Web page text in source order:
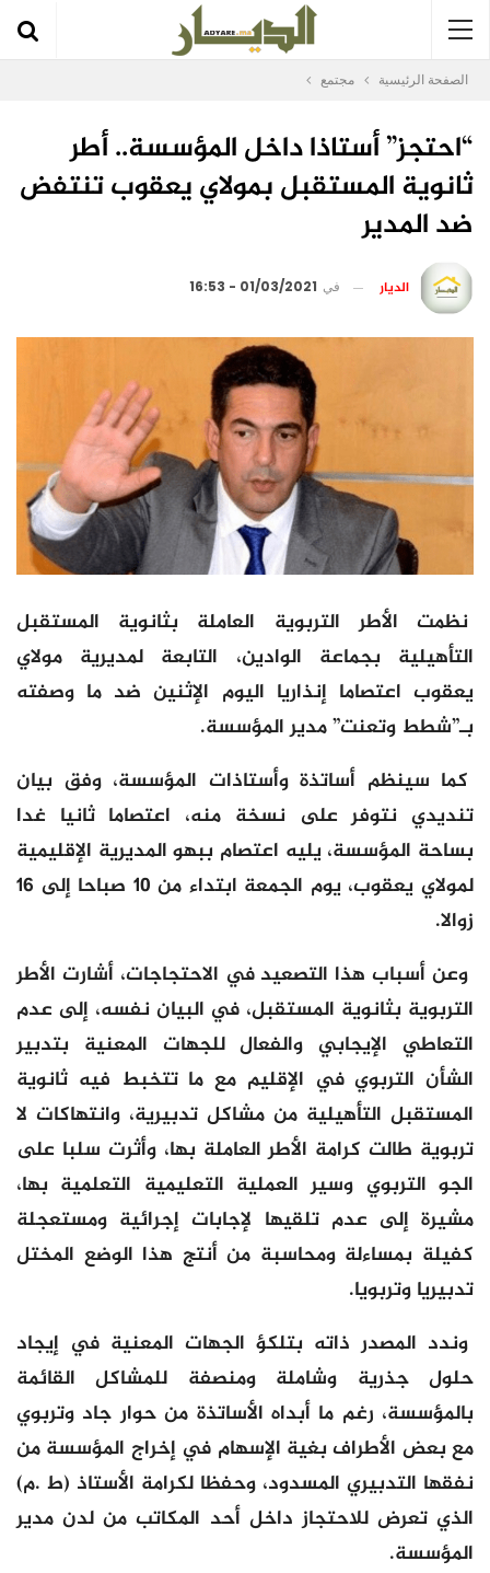
الصفحة الرئيسية مجتمع
“احتجز” أستاذا داخل المؤسسة.. أطر
ثانوية المستقبل بمولاي يعقوب تنتفض
ضد المدير
الديار في 01/03/2021 - 16:53
نظمت الأطر التربوية العاملة بثانوية المستقبل
التأهيلية بجماعة الوادين، التابعة لمديرية مولاي
يعقوب اعتصاما إنذاريا اليوم الإثنين ضد ما وصفته
بـ”شطط وتعنت” مدير المؤسسة.
كما سينظم أساتذة وأستاذات المؤسسة، وفق بيان
تنديدي نتوفر على نسخة منه، اعتصاما ثانيا غدا
بساحة المؤسسة، يليه اعتصام ببهو المديرية الإقليمية
لمولاي يعقوب، يوم الجمعة ابتداء من 10 صباحا إلى 16
زوالا.
وعن أسباب هذا التصعيد في الاحتجاجات، أشارت الأطر
التربوية بثانوية المستقبل، في البيان نفسه، إلى عدم
التعاطي الإيجابي والفعال للجهات المعنية بتدبير
الشأن التربوي في الإقليم مع ما تتخبط فيه ثانوية
المستقبل التأهيلية من مشاكل تدبيرية، وانتهاكات لا
تربوية طالت كرامة الأطر العاملة بها، وأثرت سلبا على
الجو التربوي وسير العملية التعليمية التعلمية بها،
مشيرة إلى عدم تلقيها لإجابات إجرائية ومستعجلة
كفيلة بمساءلة ومحاسبة من أنتج هذا الوضع المختل
تدبيريا وتربويا.
وندد المصدر ذاته بتلكؤ الجهات المعنية في إيجاد
حلول جذرية وشاملة ومنصفة للمشاكل القائمة
بالمؤسسة، رغم ما أبداه الأساتذة من حوار جاد وتربوي
مع بعض الأطراف بغية الإسهام في إخراج المؤسسة من
نفقها التدبيري المسدود، وحفظا لكرامة الأستاذ (ط .م)
الذي تعرض للاحتجاز داخل أحد المكاتب من لدن مدير
المؤسسة.